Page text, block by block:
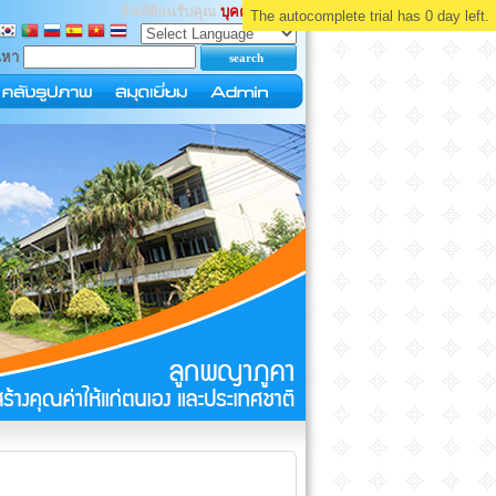
ยินดีต้อนรับคุณ บุคคลทั่วไป
า
The autocomplete trial has 0 day left.